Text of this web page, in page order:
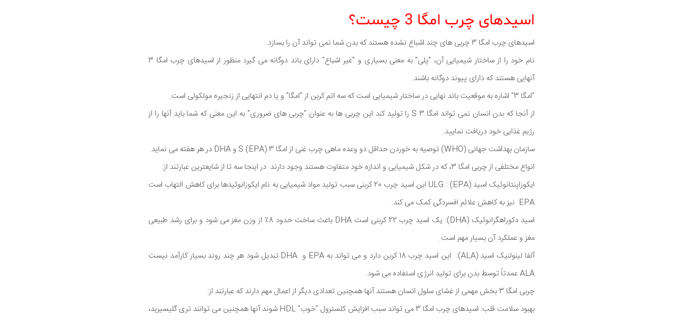
اسیدهای چرب امگا 3 چیست؟
اسیدهای چرب امگا 3 چربی های چند اشباع نشده هستند که بدن شما نمی تواند آن را بسازد.
نام خود را از ساختار شیمیایی آن، "پلی" به معنی بسیاری و "غیر اشباع" دارای باند دوگانه می گیرد منظور از اسیدهای چرب امگا 3
آنهایی هستند که دارای پیوند دوگانه باشند.
"امگا 3" اشاره به موقعیت باند نهایی در ساختار شیمیایی است که سه اتم کربن از "امگا" و یا دم انتهایی از زنجیره مولکولی است.
از آنجا که بدن انسان نمی تواند امگا 3 S را تولید کند این چربی ها به عنوان "چربی های ضروری" به این معنی که شما باید آنها را از
رژیم غذایی خود دریافت نمایید.
سازمان بهداشت جهانی (WHO) توصیه به خوردن حداقل دو وعده ماهی چرب غنی از امگا 3 S (EPA) و DHA در هر هفته می نماید.
انواع مختلفی از چربی امگا 3، که در شکل شیمیایی و اندازه خود متفاوت هستند وجود دارند در اینجا سه تا از شایعترین عبارتند از:
ایکوزاپنتانوئیک اسید (EPA) : ULG این اسید چرب 20 کربنی سبب تولید مواد شیمیایی به نام ایکوزانوئیدها برای کاهش التهاب است
EPA نیز به کاهش علائم افسردگی کمک می کند.
اسید دکوراهگزانوئیک (DHA): یک اسید چرب 22 کربنی است DHA باعث ساخت حدود 8٪ از وزن مغز می شود و برای رشد طبیعی
مغز و عملکرد آن بسیار مهم است.
آلفا لینولنیک اسید (ALA): این اسید چرب 18 کربن دارد و می تواند به EPA و DHA تبدیل شود هر چند روند بسیار کارآمد نیست
ALA عمدتاً توسط بدن برای تولید انرژی استفاده می شود.
چربی امگا 3 بخش مهمی از غشای سلول انسان هستند آنها همچنین تعدادی دیگر از اعمال مهم دارند که عبارتند از:
بهبود سلامت قلب: اسیدهای چرب امگا 3 می تواند سبب افزایش کلسترول "خوب" HDL شوند آنها همچنین می توانند تری گلیسیرید،